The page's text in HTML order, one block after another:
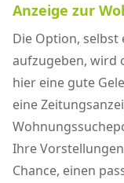
Anzeige zur
Die Option, selbst
aufzugeben, wird
hier eine gute
eine
Ihre
Chance, einen